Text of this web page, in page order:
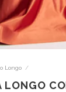
Longo /
LONGO